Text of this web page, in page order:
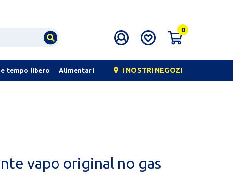
0
e tempo libero Alimentari I NOSTRI NEGOZI
vapo original no gas